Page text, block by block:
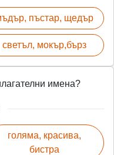
пъстар, щедър
светъл, мокър,бърз
имена?
голяма, красива,
бистра